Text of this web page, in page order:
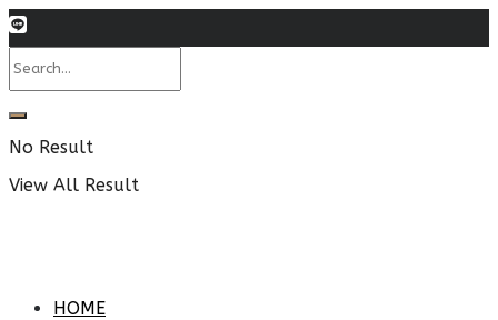
No Result
View All Result
HOME